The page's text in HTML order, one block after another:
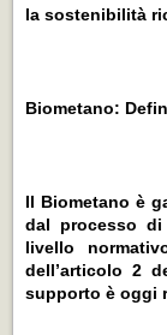
la sostenibilità
Biometano:
Il Biometano è
dal processo
livello
dell’articolo 2
supporto è oggi